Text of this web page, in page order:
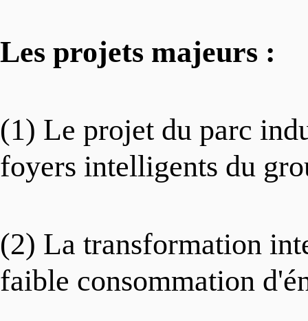
Les projets majeurs :
(1) Le projet du parc
foyers intelligents du
(2) La transformation
faible consommation